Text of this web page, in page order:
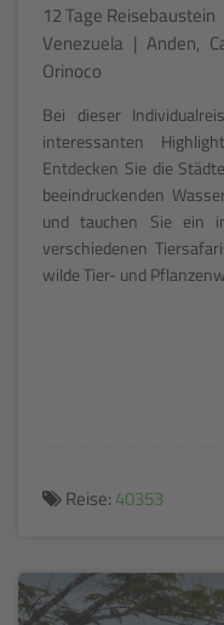
12 Tage Reisebaustein
Venezuela | Anden,
Orinoco
Bei dieser
interessanten
Entdecken Sie die
beeindruckenden
und tauchen Sie ein
verschiedenen
wilde Tier- und
Reise: 40353